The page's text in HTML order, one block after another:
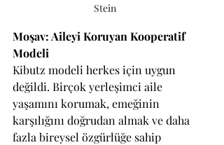
Stein
Moşav: Aileyi Koruyan Kooperatif
Modeli
Kibutz modeli herkes için uygun
değildi. Birçok yerleşimci aile
yaşamını korumak, emeğinin
karşılığını doğrudan almak ve daha
fazla bireysel özgürlüğe sahip